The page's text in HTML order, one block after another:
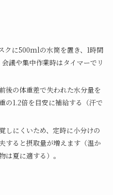
クに500mlの水筒を置き、1時間
議や集中作業時はタイマーでリ
後の体重差で失われた水分量を
の1.2倍を目安に補給する（汗で
しにくいため、定時に小分けの
すると摂取量が増えます（温か
は夏に適する）。